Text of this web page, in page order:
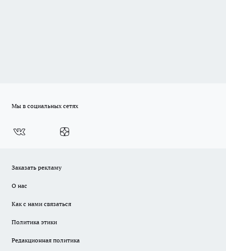
Мы в социальных сетях
Заказать рекламу
О нас
Как с нами связаться
Политика этики
Редакционная политика